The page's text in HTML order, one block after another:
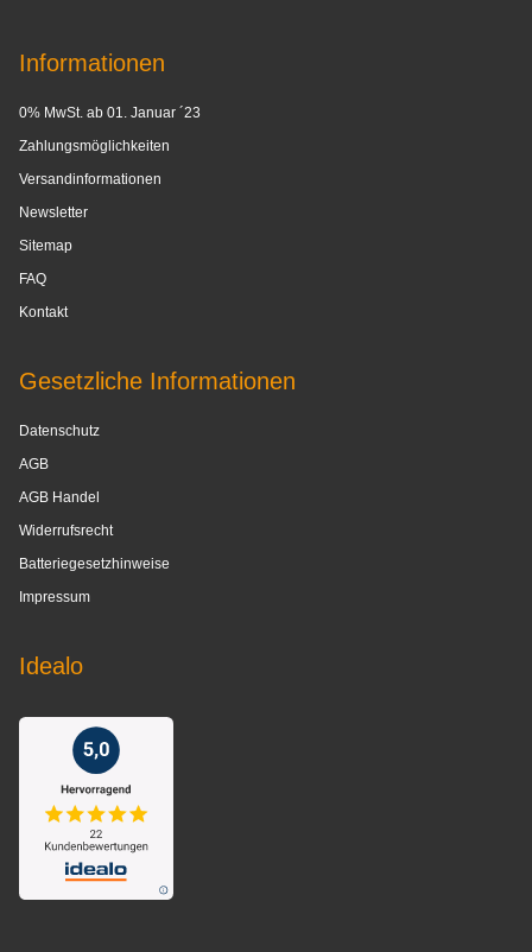
Informationen
0% MwSt. ab 01. Januar ´23
Zahlungsmöglichkeiten
Versandinformationen
Newsletter
Sitemap
FAQ
Kontakt
Gesetzliche Informationen
Datenschutz
AGB
AGB Handel
Widerrufsrecht
Batteriegesetzhinweise
Impressum
Idealo